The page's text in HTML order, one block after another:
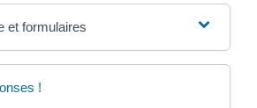
et formulaires
!